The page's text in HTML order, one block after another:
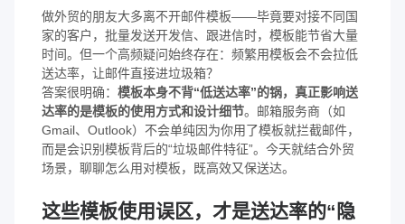
做外贸的朋友大多离不开邮件模板——毕竟要对接不同国
家的客户，批量发送开发信、跟进信时，模板能节省大量
时间。但一个高频疑问始终存在：频繁用模板会不会拉低
送达率，让邮件直接进垃圾箱？
答案很明确： 模板本身不背“低送达率”的锅，真正影响送
达率的是模板的使用方式和设计细节。邮箱服务商（如
Gmail、Outlook）不会单纯因为你用了模板就拦截邮件，
而是会识别模板背后的“垃圾邮件特征”。今天就结合外贸
场景，聊聊怎么用对模板，既高效又保送达。
这些模板使用误区，才是送达率的“隐